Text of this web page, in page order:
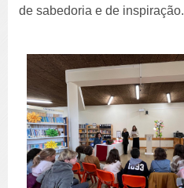
de sabedoria e de inspiração.